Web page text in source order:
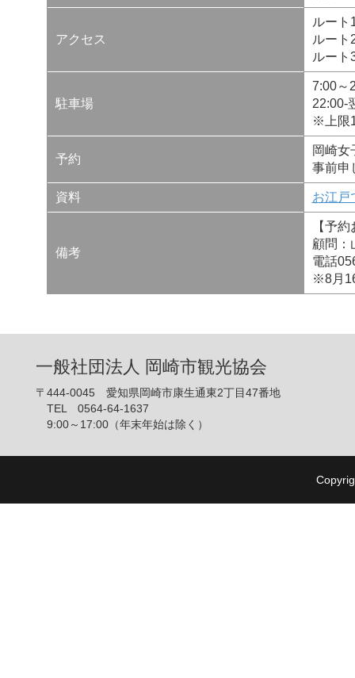
アクセス
ルート
ルート
ルート
駐車場
7:00～
22:00-
※上限
予約
岡崎女
事前申
資料 お江戸
備考
【予
顧問
電話
※8月
一般社団法人 岡崎市観光協会
〒444-0045 愛知県岡崎市康生通東2丁目47番地
TEL 0564-64-1637
9:00～17:00（年末年始は除く）